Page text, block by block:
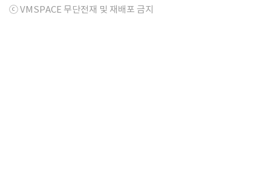
ⓒ VMSPACE 무단전재 및 재배포 금지